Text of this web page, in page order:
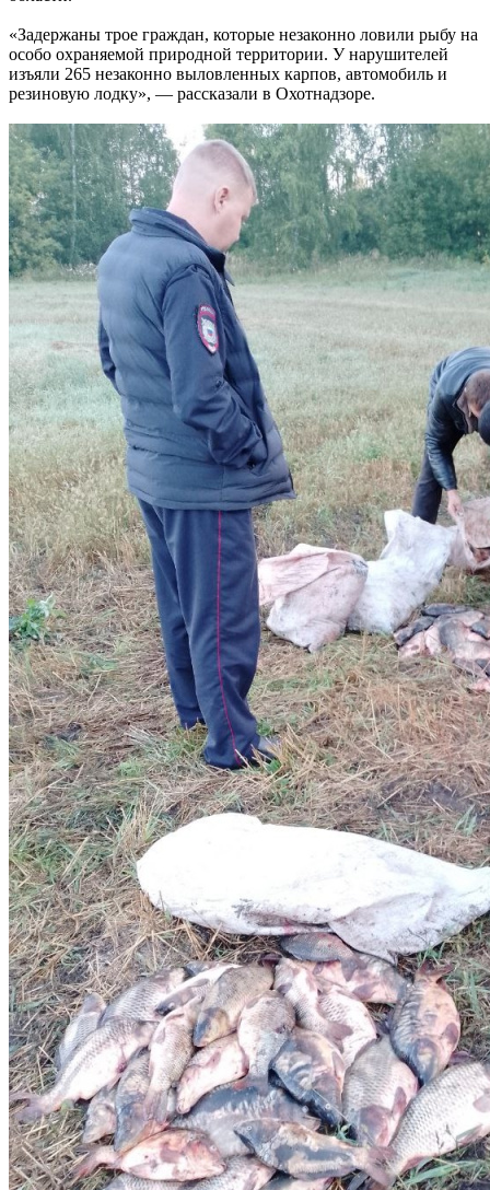
«Задержаны трое граждан, которые незаконно ловили рыбу на
особо охраняемой природной территории. У нарушителей
изъяли 265 незаконно выловленных карпов, автомобиль и
резиновую лодку», — рассказали в Охотнадзоре.